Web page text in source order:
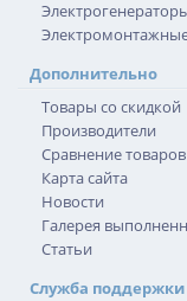
Дополнительно
Товары со скидкой
Производители
Сравнение товаров
Карта сайта
Новости
Галерея
Статьи
Служба поддержки